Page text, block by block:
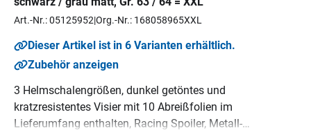
Art.-Nr.: 05125952 Org.-Nr.: 168058965XXL
Dieser Artikel ist in 6 Varianten erhältlich.
Zubehör anzeigen
3 Helmschalengrößen, dunkel getöntes und
kratzresistentes Visier mit 10 Abreißfolien im
Lieferumfang enthalten, Racing Spoiler, Metall-